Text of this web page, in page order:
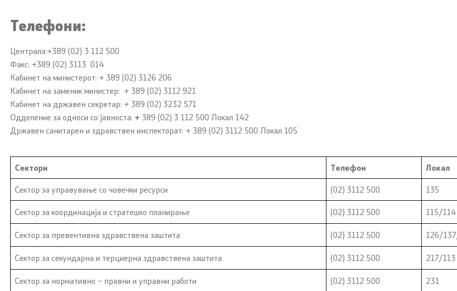
Сектори
Органи во состав
Организација и систематизација
Органограм
Кодекс за административни
службеници
SEEHN
Односи со јавност
Соопштенија
Новости
Контакт
ЈЗУ Центри за јавно здравје
Телефони:
Централа:+389 (02) 3 112 500
Факс: +389 (02) 3113 014
Кабинет на министерот: + 389 (02) 3126 206
Кабинет на заменик министер: + 389 (02) 3112 921
Кабинет на државен секретар: + 389 (02) 3232 571
Одделение за односи со јавноста: + 389 (02) 3 112 500 Локал 142
Државен санитарен и здравствен инспекторат: + 389 (02) 3112 500 Локал 105
Сектори Телефон Локал
Сектор за управување со човечки ресурси (02) 3112 500 135
Сектор за координација и стратешко планирање (02) 3112 500 115/114
Сектор за превентивна здравствена заштита (02) 3112 500 126/
Сектор за секундарна и терциерна здравствена заштита (02) 3112 500 217/113
Сектор за нормативно – правни и управни работи (02) 3112 500 231